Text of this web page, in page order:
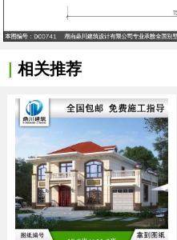
| 相关推荐